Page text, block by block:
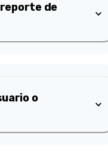
reporte de
o